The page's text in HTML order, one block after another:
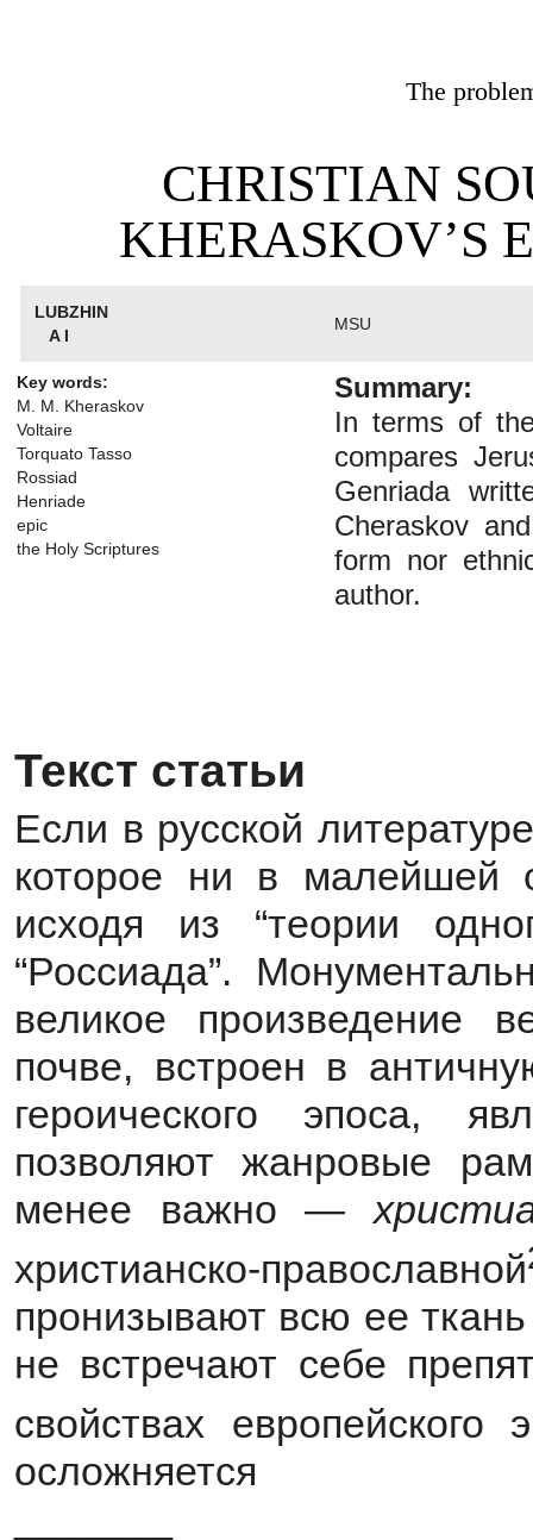
The
CHRISTIAN
KHERASKOV’S
LUBZHIN
A I
MSU
Key words:
M. M. Kheraskov
Voltaire
Torquato Tasso
Rossiad
Henriade
epic
the Holy Scriptures
Summary:
In terms of
compares
Genriada
Cheraskov
form nor
author.
Текст статьи
Если в русской
которое ни в малейшей
исходя из “теории
“Россиада”.
великое произведение
почве, встроен в
героического эпоса,
позволяют жанровые
менее важно —
христианско-православной
пронизывают всю ее
не встречают себе
свойствах европейского
осложняется